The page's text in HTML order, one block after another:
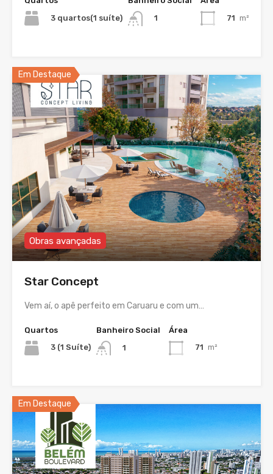
3 quartos(1 suíte)
1
71 m²
Em Destaque
Obras avançadas
Star Concept
Vem aí, o apê perfeito em Caruaru e com um…
Quartos
3 (1 Suíte)
Banheiro Social
1
Área
71 m²
Em Destaque